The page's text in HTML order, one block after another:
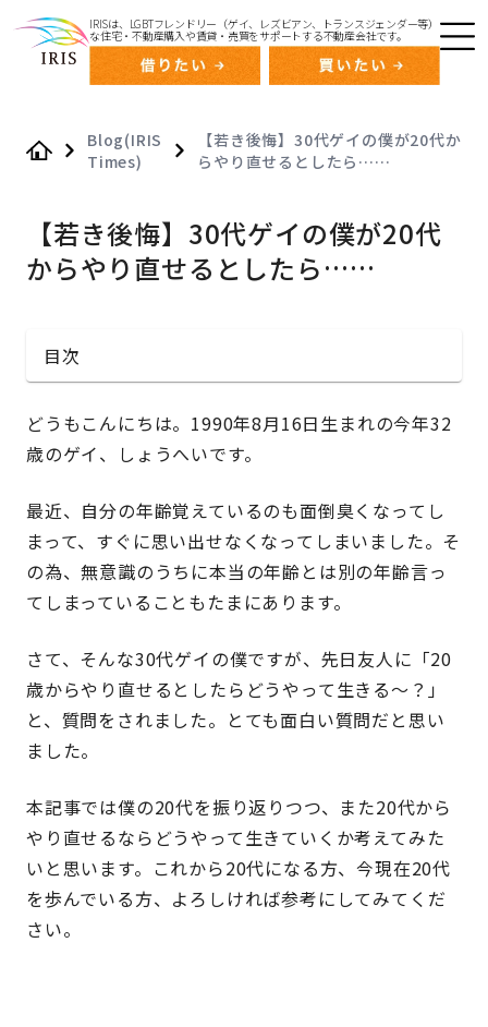
IRISは、LGBTフレンドリー（ゲイ、レズビアン、トランスジェンダー等）
な住宅・不動産購入や賃貸・売買をサポートする不動産会社です。
Blog(IRIS
Times)
【若き後悔】30代ゲイの僕が20代か
らやり直せるとしたら……
【若き後悔】30代ゲイの僕が20代
からやり直せるとしたら……
どうもこんにちは。1990年8月16日生まれの今年32
歳のゲイ、しょうへいです。
最近、自分の年齢覚えているのも面倒臭くなってし
まって、すぐに思い出せなくなってしまいました。そ
の為、無意識のうちに本当の年齢とは別の年齢言っ
てしまっていることもたまにあります。
さて、そんな30代ゲイの僕ですが、先日友人に「20
歳からやり直せるとしたらどうやって生きる〜？」
と、質問をされました。とても面白い質問だと思い
ました。
本記事では僕の20代を振り返りつつ、また20代から
やり直せるならどうやって生きていくか考えてみた
いと思います。これから20代になる方、今現在20代
を歩んでいる方、よろしければ参考にしてみてくだ
さい。
目次